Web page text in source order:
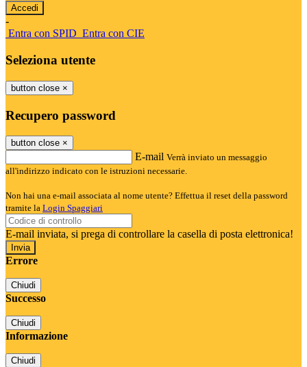
-
Entra con SPID Entra con CIE
Seleziona utente
button close ×
Recupero password
button close ×
E-mail Verrà inviato un messaggio
all'indirizzo indicato con le istruzioni necessarie.
Non hai una e-mail associata al nome utente? Effettua il reset della password
tramite la Login Spaggiari
E-mail inviata, si prega di controllare la casella di posta elettronica!
Errore
Chiudi
Successo
Chiudi
Informazione
Chiudi